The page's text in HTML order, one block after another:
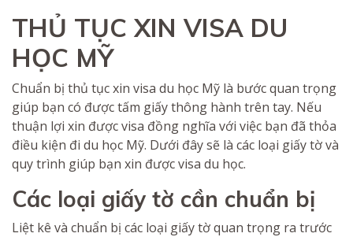
THỦ TỤC XIN VISA DU
HỌC MỸ
Chuẩn bị thủ tục xin visa du học Mỹ là bước quan trọng
giúp bạn có được tấm giấy thông hành trên tay. Nếu
thuận lợi xin được visa đồng nghĩa với việc bạn đã thỏa
điều kiện đi du học Mỹ. Dưới đây sẽ là các loại giấy tờ và
quy trình giúp bạn xin được visa du học.
Các loại giấy tờ cần chuẩn bị
Liệt kê và chuẩn bị các loại giấy tờ quan trọng ra trước